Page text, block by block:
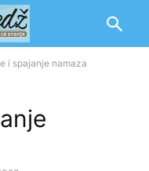
i spajanje namaza